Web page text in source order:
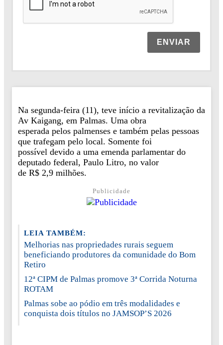
ENVIAR
Na segunda-feira (11), teve início a revitalização da
Av Kaigang, em Palmas. Uma obra
esperada pelos palmenses e também pelas pessoas
que trafegam pelo local. Somente foi
possível devido a uma emenda parlamentar do
deputado federal, Paulo Litro, no valor
de R$ 2,9 milhões.
Publicidade
LEIA TAMBÉM:
Melhorias nas propriedades rurais seguem
beneficiando produtores da comunidade do Bom
Retiro
12ª CIPM de Palmas promove 3ª Corrida Noturna
ROTAM
Palmas sobe ao pódio em três modalidades e
conquista dois títulos no JAMSOP’S 2026